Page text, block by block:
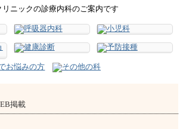
リニックの診療内科のご案内です
掲載